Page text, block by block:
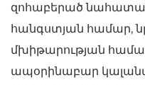
զոհաբերած նահատակ
հանգստյան համար,
մխիթարության
ապօրինաբար